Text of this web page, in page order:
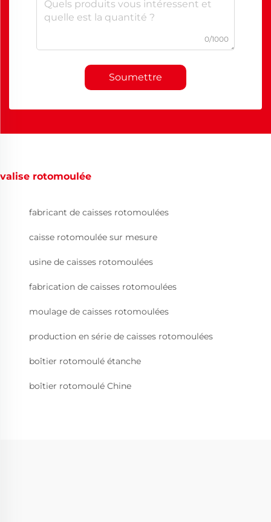
0/1000
Soumettre
valise rotomoulée
fabricant de caisses rotomoulées
caisse rotomoulée sur mesure
usine de caisses rotomoulées
fabrication de caisses rotomoulées
moulage de caisses rotomoulées
production en série de caisses rotomoulées
boîtier rotomoulé étanche
boîtier rotomoulé Chine